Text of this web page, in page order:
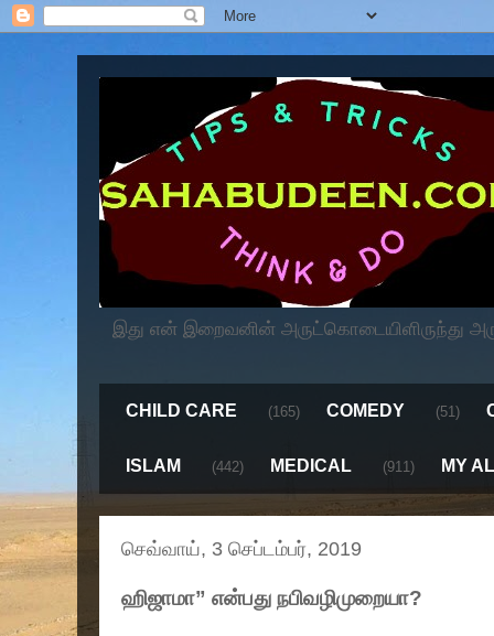
இது என் இறைவனின் அருட்கொடையிளிருந்து
CHILD CARE (165) COMEDY (51)
ISLAM (442) MEDICAL (911) MY
செவ்வாய், 3 செப்டம்பர், 2019
ஹிஜாமா” என்பது நபிவழிமுறையா?